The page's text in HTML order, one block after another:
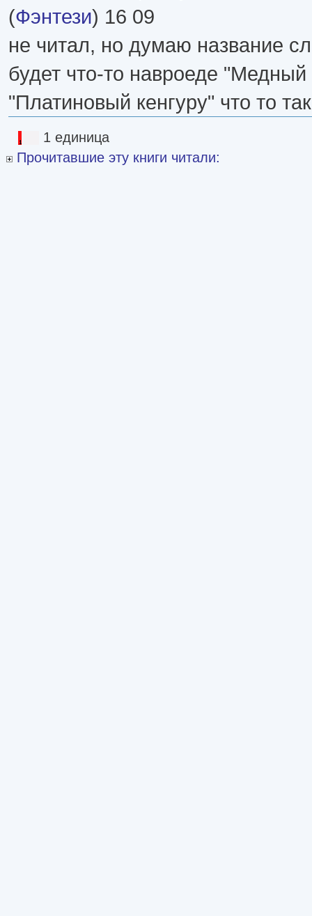
(Фэнтези) 16 09
не читал, но думаю название
будет что-то навроеде
"Платиновый кенгуру" что то
1 единица
Прочитавшие эту книги читали: